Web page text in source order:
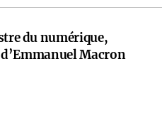
du numérique,
Macron